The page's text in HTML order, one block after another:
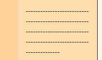
--------------------------
--------------------------
--------------------------
--------------------------
--------------